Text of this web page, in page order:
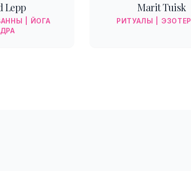
Lepp
| ЙОГА
Marit Tuisk
РИТУАЛЫ |